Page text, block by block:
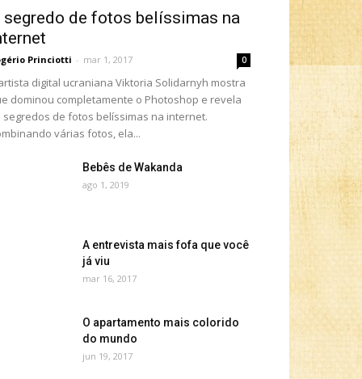
segredo de fotos belíssimas na
Princiotti - mar 1, 2017 0
digital ucraniana Viktoria Solidarnyh mostra
dominou completamente o Photoshop e revela
segredos de fotos belíssimas na internet.
várias fotos, ela...
Bebês de Wakanda
ago 1, 2019
A entrevista mais fofa que você
já viu
mar 16, 2017
O apartamento mais colorido
do mundo
jun 19, 2017